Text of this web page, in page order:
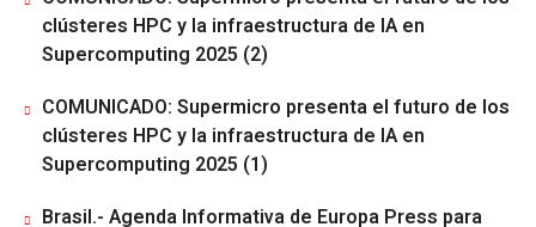
clústeres HPC y la infraestructura de IA en
Supercomputing 2025 (2)
COMUNICADO: Supermicro presenta el futuro de los
clústeres HPC y la infraestructura de IA en
Supercomputing 2025 (1)
Brasil.- Agenda Informativa de Europa Press para